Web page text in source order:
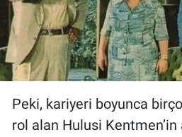
Peki, kariyeri boyunca
rol alan Hulusi Kentmen’in
Sağlık
Spor
Türkiye'nin Geleceği